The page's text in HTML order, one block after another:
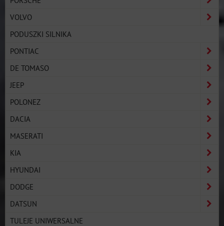
VOLVO
PODUSZKI SILNIKA
PONTIAC
DE TOMASO
JEEP
POLONEZ
DACIA
MASERATI
KIA
HYUNDAI
DODGE
DATSUN
TULEJE UNIWERSALNE